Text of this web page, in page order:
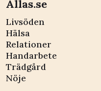
Allas.se
Livsöden
Hälsa
Relationer
Handarbete
Trädgård
Nöje